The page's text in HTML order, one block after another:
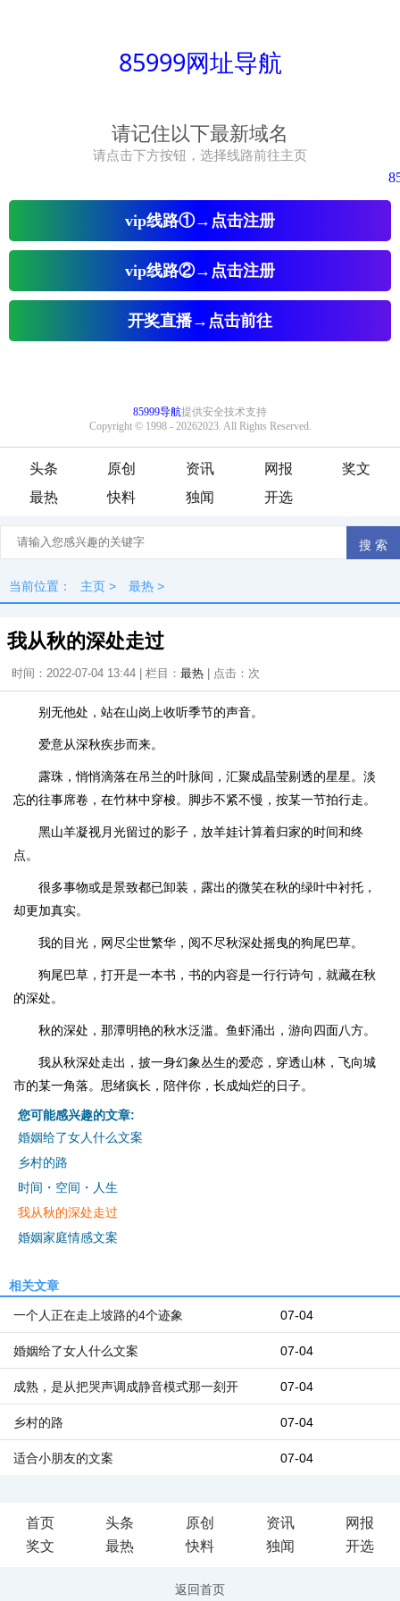
头条 原创 资讯 网报
奖文
最热
快料 独闻 开选
当前位置： 主页 > 最热 >
我从秋的深处走过
时间：2022-07-04 13:44 | 栏目： 最热 | 点击： 次
别无他处，站在山岗上收听季节的声音。
爱意从深秋疾步而来。
露珠，悄悄滴落在吊兰的叶脉间，汇聚成晶莹剔透的星星。淡
忘的往事席卷，在竹林中穿梭。脚步不紧不慢，按某一节拍行走。
黑山羊凝视月光留过的影子，放羊娃计算着归家的时间和终
点。
很多事物或是景致都已卸装，露出的微笑在秋的绿叶中衬托，
却更加真实。
我的目光，网尽尘世繁华，阅不尽秋深处摇曳的狗尾巴草。
狗尾巴草，打开是一本书，书的内容是一行行诗句，就藏在秋
的深处。
秋的深处，那潭明艳的秋水泛滥。鱼虾涌出，游向四面八方。
我从秋深处走出，披一身幻象丛生的爱恋，穿透山林，飞向城
市的某一角落。思绪疯长，陪伴你，长成灿烂的日子。
您可能感兴趣的文章:
婚姻给了女人什么文案
乡村的路
时间・空间・人生
我从秋的深处走过
婚姻家庭情感文案
相关文章
07-04
一个人正在走上坡路的4个迹象
07-04
婚姻给了女人什么文案
07-04
成熟，是从把哭声调成静音模式那一刻开
07-04
乡村的路
07-04
适合小朋友的文案
首页 头条 原创 资讯
网报
奖文
最热 快料 独闻 开选
返回首页